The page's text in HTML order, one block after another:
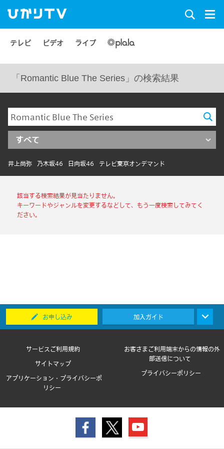
テレビ ビデオ ライブ
「Romantic Blue The Series」の検索結果
すべて
井上尚弥 乃木坂46 日向坂46 テレビ東京オンデマンド
該当する検索結果が見当たりません。
キーワードやジャンルを変更するなどして、もう一度検索してみてく
ださい。
お申し込み 加入ガイド
サービスご利用規約
お客さまご利用端末からの情報の外
部送信について
サイトマップ
プライバシーポリシー
アプリケーション・プライバシーポ
リシー